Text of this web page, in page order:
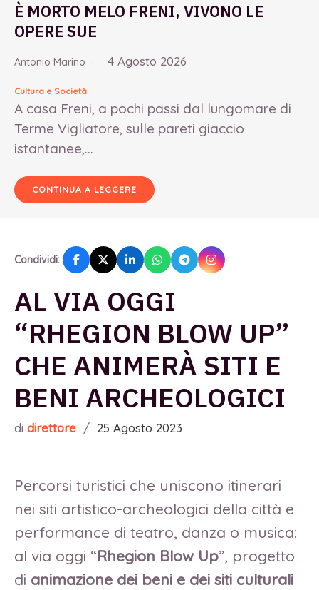
È MORTO MELO FRENI, VIVONO LE
OPERE SUE
Antonio Marino 4 Agosto 2026
Cultura e Società
A casa Freni, a pochi passi dal lungomare di
Terme Vigliatore, sulle pareti giaccio
istantanee,...
CONTINUA A LEGGERE
Condividi:
AL VIA OGGI
“RHEGION BLOW UP”
CHE ANIMERÀ SITI E
BENI ARCHEOLOGICI
di direttore / 25 Agosto 2023
Percorsi turistici che uniscono itinerari
nei siti artistico-archeologici della città e
performance di teatro, danza o musica:
al via oggi “Rhegion Blow Up”, progetto
di animazione dei beni e dei siti culturali